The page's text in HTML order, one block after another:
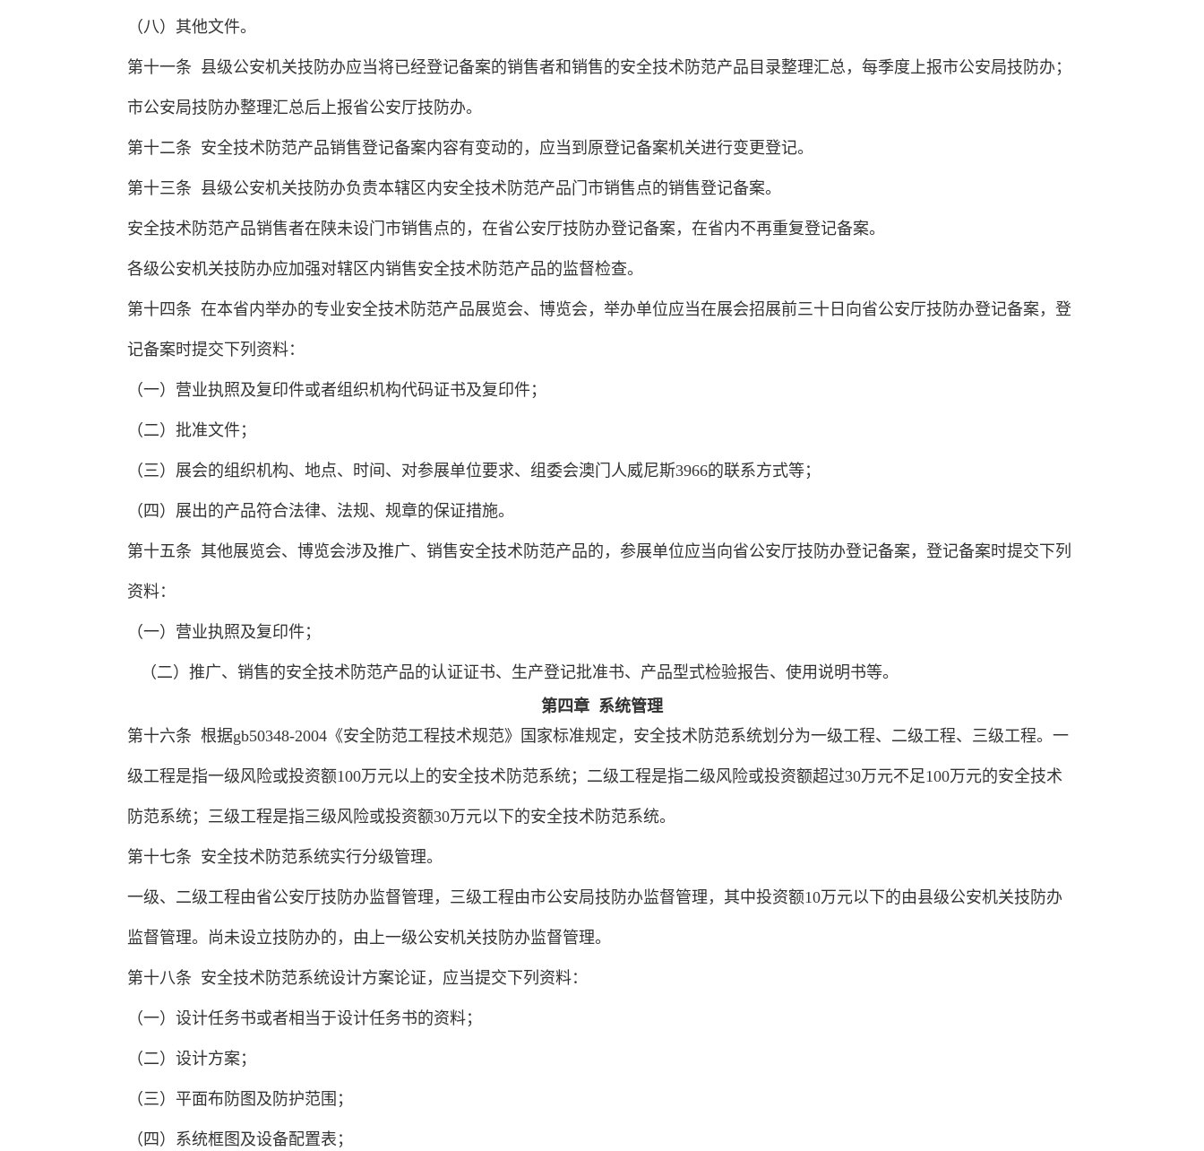
（八）其他文件。
第十一条 县级公安机关技防办应当将已经登记备案的销售者和销售的安全技术防范产品目录整理汇总，每季度上报市公安局技防办；
市公安局技防办整理汇总后上报省公安厅技防办。
第十二条 安全技术防范产品销售登记备案内容有变动的，应当到原登记备案机关进行变更登记。
第十三条 县级公安机关技防办负责本辖区内安全技术防范产品门市销售点的销售登记备案。
安全技术防范产品销售者在陕未设门市销售点的，在省公安厅技防办登记备案，在省内不再重复登记备案。
各级公安机关技防办应加强对辖区内销售安全技术防范产品的监督检查。
第十四条 在本省内举办的专业安全技术防范产品展览会、博览会，举办单位应当在展会招展前三十日向省公安厅技防办登记备案，登
记备案时提交下列资料：
（一）营业执照及复印件或者组织机构代码证书及复印件；
（二）批准文件；
（三）展会的组织机构、地点、时间、对参展单位要求、组委会澳门人威尼斯3966的联系方式等；
（四）展出的产品符合法律、法规、规章的保证措施。
第十五条 其他展览会、博览会涉及推广、销售安全技术防范产品的，参展单位应当向省公安厅技防办登记备案，登记备案时提交下列
资料：
（一）营业执照及复印件；
（二）推广、销售的安全技术防范产品的认证证书、生产登记批准书、产品型式检验报告、使用说明书等。
第四章 系统管理
第十六条 根据gb50348-2004《安全防范工程技术规范》国家标准规定，安全技术防范系统划分为一级工程、二级工程、三级工程。一
级工程是指一级风险或投资额100万元以上的安全技术防范系统；二级工程是指二级风险或投资额超过30万元不足100万元的安全技术
防范系统；三级工程是指三级风险或投资额30万元以下的安全技术防范系统。
第十七条 安全技术防范系统实行分级管理。
一级、二级工程由省公安厅技防办监督管理，三级工程由市公安局技防办监督管理，其中投资额10万元以下的由县级公安机关技防办
监督管理。尚未设立技防办的，由上一级公安机关技防办监督管理。
第十八条 安全技术防范系统设计方案论证，应当提交下列资料：
（一）设计任务书或者相当于设计任务书的资料；
（二）设计方案；
（三）平面布防图及防护范围；
（四）系统框图及设备配置表；